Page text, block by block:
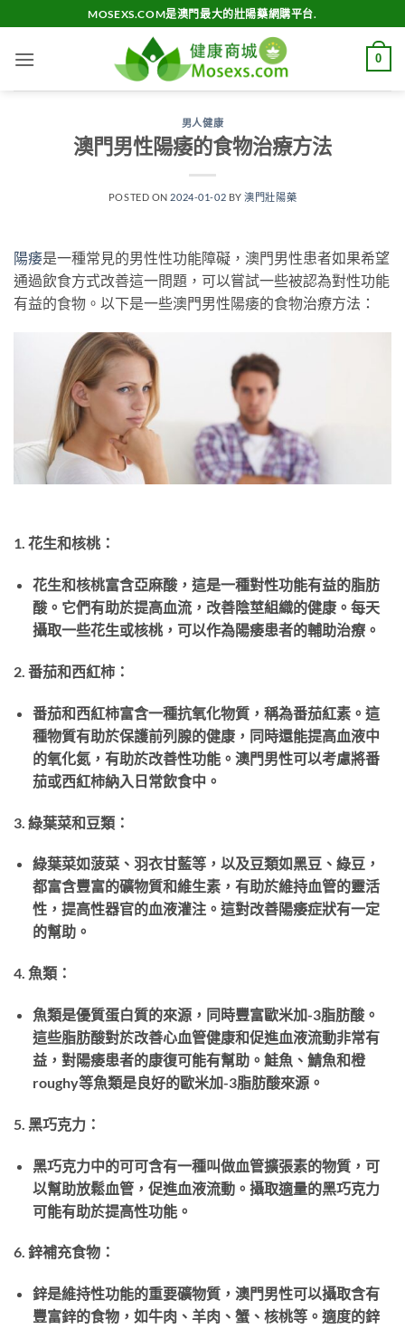
to
content
MOSEXS.COM是澳門最大的壯陽藥網購平台.
0
男人健康
澳門男性陽痿的食物治療方法
POSTED ON 2024-01-02 BY澳門壯陽藥
陽痿是一種常見的男性性功能障礙，澳門男性患者如果希望
通過飲食方式改善這一問題，可以嘗試一些被認為對性功能
有益的食物。以下是一些澳門男性陽痿的食物治療方法：
1. 花生和核桃：
花生和核桃富含亞麻酸，這是一種對性功能有益的脂肪
酸。它們有助於提高血流，改善陰莖組織的健康。每天
攝取一些花生或核桃，可以作為陽痿患者的輔助治療。
2. 番茄和西紅柿：
番茄和西紅柿富含一種抗氧化物質，稱為番茄紅素。這
種物質有助於保護前列腺的健康，同時還能提高血液中
的氧化氮，有助於改善性功能。澳門男性可以考慮將番
茄或西紅柿納入日常飲食中。
3. 綠葉菜和豆類：
綠葉菜如菠菜、羽衣甘藍等，以及豆類如黑豆、綠豆，
都富含豐富的礦物質和維生素，有助於維持血管的靈活
性，提高性器官的血液灌注。這對改善陽痿症狀有一定
的幫助。
4. 魚類：
魚類是優質蛋白質的來源，同時豐富歐米加-3脂肪酸。
這些脂肪酸對於改善心血管健康和促進血液流動非常有
益，對陽痿患者的康復可能有幫助。鮭魚、鯖魚和橙
roughy等魚類是良好的歐米加-3脂肪酸來源。
5. 黑巧克力：
黑巧克力中的可可含有一種叫做血管擴張素的物質，可
以幫助放鬆血管，促進血液流動。攝取適量的黑巧克力
可能有助於提高性功能。
6. 鋅補充食物：
鋅是維持性功能的重要礦物質，澳門男性可以攝取含有
豐富鋅的食物，如牛肉、羊肉、蟹、核桃等。適度的鋅